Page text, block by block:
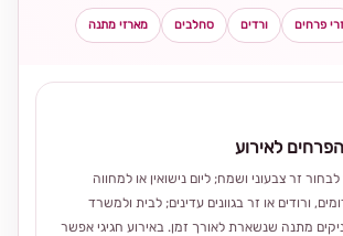
זרי פרחים ורדים סחלבים מארזי מתנה
לאירוע
זר צבעוני ושמח; ליום נישואין או למחווה
ורודים או זר בגוונים עדינים; לבית ולמשרד
מתנה שנשארת לאורך זמן. באירוע חגיגי אפשר